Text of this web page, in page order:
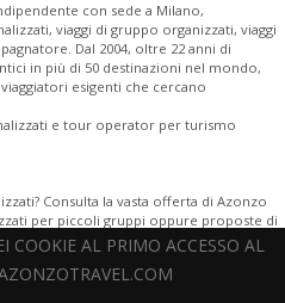
COOKIE AL PRIMO ACCESSO AL
con sede a Milano,
viaggi di gruppo organizzati, viaggi
Dal 2004, oltre 22 anni di
in più di 50 destinazioni nel mondo,
esigenti che cercano
e tour operator per turismo
Consulta la vasta offerta di Azonzo
per piccoli gruppi oppure proposte di
in ogni tua richiesta.
tra cui Giordania, Giappone,